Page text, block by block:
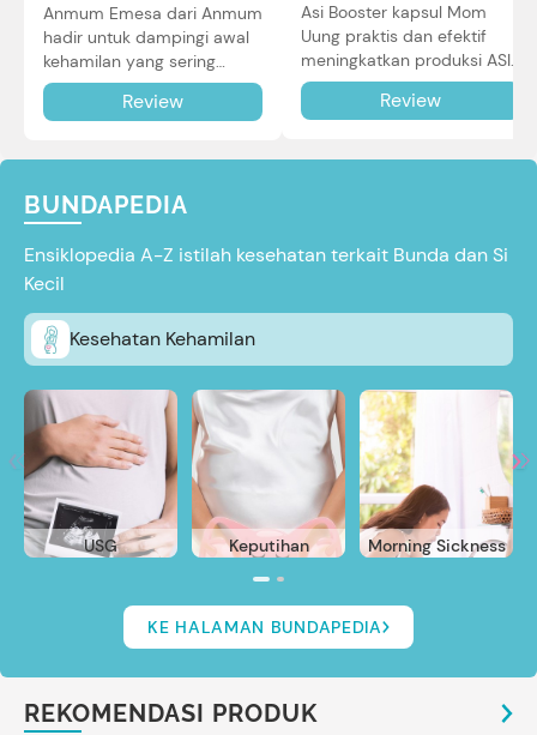
Anmum Emesa dari Anmum
hadir untuk dampingi awal
kehamilan yang sering
diiringi dengan mual dan
muntah. Simak reviewnya di
Review
Asi Booster kapsul Mom
Uung praktis dan efektif
meningkatkan produksi ASI
Bunda untuk Si Kecil. Simak
review lengkapnya di sini.
Review
BUNDAPEDIA
Ensiklopedia A-Z istilah kesehatan terkait Bunda dan Si
Kecil
Kesehatan Kehamilan
USG Keputihan Morning Sickness
KE HALAMAN BUNDAPEDIA
REKOMENDASI PRODUK